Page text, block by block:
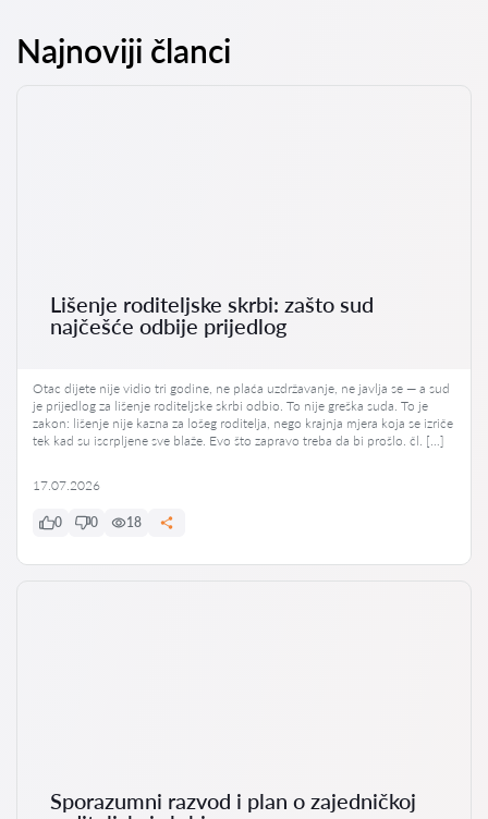
Najnoviji članci
Lišenje roditeljske skrbi: zašto sud
najčešće odbije prijedlog
Otac dijete nije vidio tri godine, ne plaća uzdržavanje, ne javlja se — a sud
je prijedlog za lišenje roditeljske skrbi odbio. To nije greška suda. To je
zakon: lišenje nije kazna za lošeg roditelja, nego krajnja mjera koja se izriče
tek kad su iscrpljene sve blaže. Evo što zapravo treba da bi prošlo. čl. […]
17.07.2026
0 0 18
Sporazumni razvod i plan o zajedničkoj